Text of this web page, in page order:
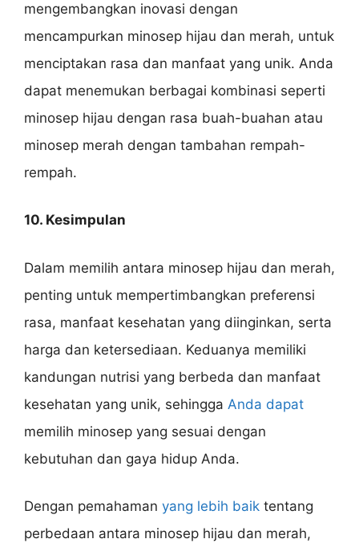
mengembangkan inovasi dengan
mencampurkan minosep hijau dan merah, untuk
menciptakan rasa dan manfaat yang unik. Anda
dapat menemukan berbagai kombinasi seperti
minosep hijau dengan rasa buah-buahan atau
minosep merah dengan tambahan rempah-
rempah.
10. Kesimpulan
Dalam memilih antara minosep hijau dan merah,
penting untuk mempertimbangkan preferensi
rasa, manfaat kesehatan yang diinginkan, serta
harga dan ketersediaan. Keduanya memiliki
kandungan nutrisi yang berbeda dan manfaat
kesehatan yang unik, sehingga Anda dapat
memilih minosep yang sesuai dengan
kebutuhan dan gaya hidup Anda.
Dengan pemahaman yang lebih baik tentang
perbedaan antara minosep hijau dan merah,